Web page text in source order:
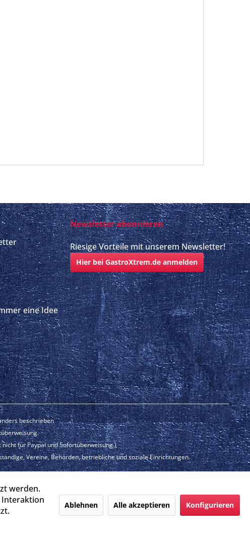
eine Idee
Newsletter abonnieren
Riesige Vorteile mit unserem Newsletter!
Hier bei GastroXtrem.de anmelden
beschrieben
für Paypal und Sofortüberweisung.)
Vereine, Behörden, betriebliche und soziale Einrichtungen.
werden.
Interaktion
Ablehnen Alle akzeptieren Konfigurieren